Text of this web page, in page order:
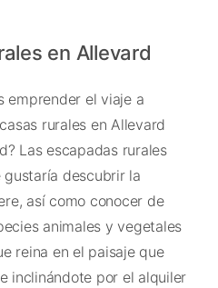
en Allevard
emprender el viaje a
rurales en Allevard
Las escapadas rurales
descubrir la
así como conocer de
animales y vegetales
reina en el paisaje que
inclinándote por el alquiler